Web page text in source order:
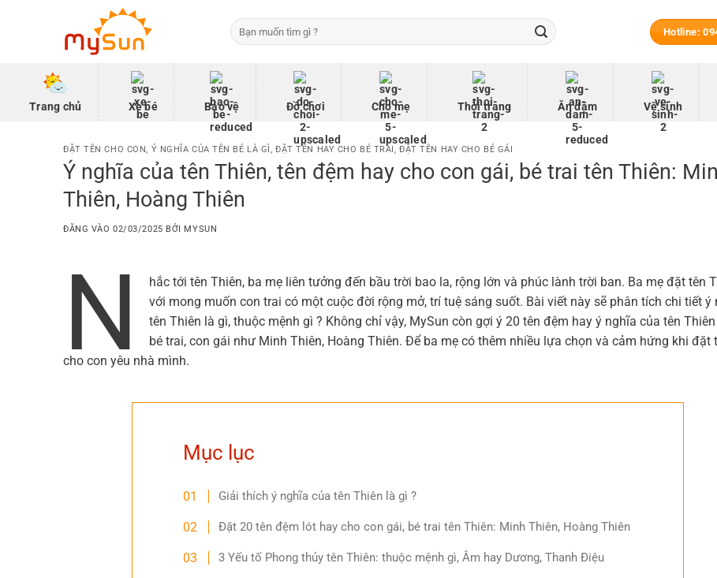
Tìm
kiếm:
Hotline:
Trang chủ Xe bé Bảo vệ Đồ chơi Cho mẹ Thời trang Ăn dặm Vệ sinh
ĐẶT TÊN CHO CON, Ý NGHĨA CỦA TÊN BÉ LÀ GÌ,ĐẶT TÊN HAY CHO BÉ TRAI,ĐẶT TÊN HAY CHO BÉ GÁI
Ý nghĩa của tên Thiên, tên đệm hay cho con gái, bé trai tên Thiên:
Thiên, Hoàng Thiên
ĐĂNG VÀO02/03/2025 BỞI MYSUN
N
hắc tới tên Thiên, ba mẹ liên tưởng đến bầu trời bao la, rộng lớn và phúc lành trời ban. Ba mẹ đặt tên
với mong muốn con trai có một cuộc đời rộng mở, trí tuệ sáng suốt. Bài viết này sẽ phân tích chi tiết ý
tên Thiên là gì, thuộc mệnh gì ? Không chỉ vậy, MySun còn gợi ý 20 tên đệm hay ý nghĩa của tên
bé trai, con gái như Minh Thiên, Hoàng Thiên. Để ba mẹ có thêm nhiều lựa chọn và cảm hứng khi đặt
cho con yêu nhà mình.
Mục lục
Giải thích ý nghĩa của tên Thiên là gì ?
Đặt 20 tên đệm lót hay cho con gái, bé trai tên Thiên: Minh Thiên, Hoàng Thiên
3 Yếu tố Phong thủy tên Thiên: thuộc mệnh gì, Âm hay Dương, Thanh Điệu